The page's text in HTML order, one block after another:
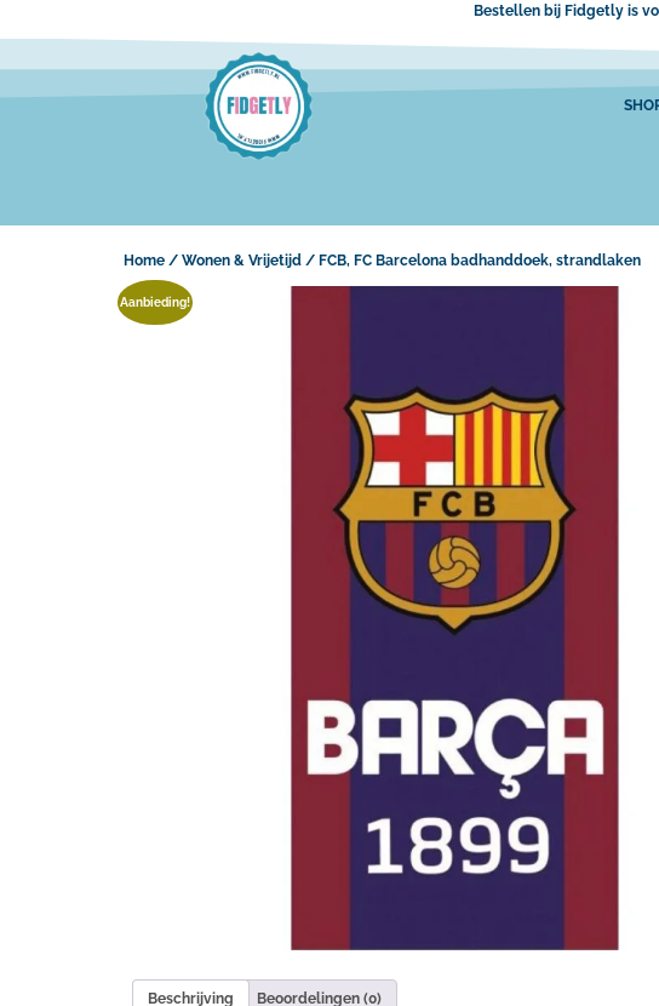
Bestellen bij Fidgetly is
Home / Wonen & Vrijetijd / FCB, FC Barcelona badhanddoek, strandlaken
Aanbieding!
Beschrijving Beoordelingen (0)